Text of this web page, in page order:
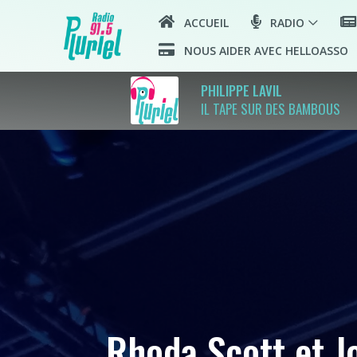
ACCUEIL RADIO
NOUS AIDER AVEC HELLOASSO
PHILIPPE LAVIL
IL TAPE SUR DES BAMBOUS